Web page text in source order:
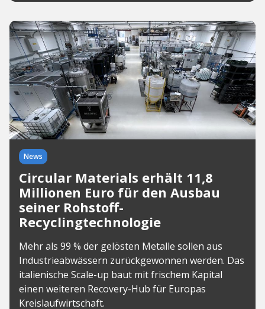
News
Circular Materials erhält 11,8
Millionen Euro für den Ausbau
seiner Rohstoff-
Recyclingtechnologie
Mehr als 99 % der gelösten Metalle sollen aus
Industrieabwässern zurückgewonnen werden. Das
italienische Scale-up baut mit frischem Kapital
einen weiteren Recovery-Hub für Europas
Kreislaufwirtschaft.